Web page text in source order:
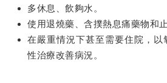
多休息、飲夠水。
使用退燒藥、含撲熱息痛藥物和
在嚴重情況下甚至需要住院，
性治療改善病況。